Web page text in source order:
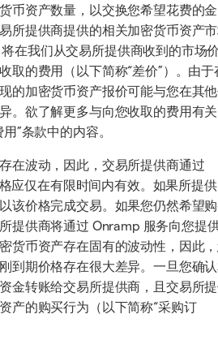
币资产数量，以交换您希望花费的金
所提供商提供的相关加密货币资产
在我们从交易所提供商收到的市场
取的费用（以下简称“差价”）。由于
的加密货币资产报价可能与您在其
。欲了解更多与向您收取的费用有
”条款中的内容。
在波动，因此，交易所提供商通过
应仅在有限时间内有效。如果所提
该价格完成交易。如果您仍然希望
提供商将通过 Onramp 服务向您提
货币资产存在固有的波动性，因此
到期价格存在很大差异。一旦您确
金转账给交易所提供商，且交易所
产的购买行为（以下简称“采购订